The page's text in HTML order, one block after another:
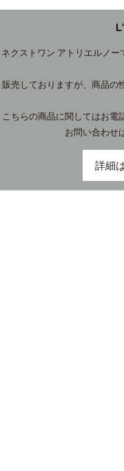
ネクストワン アトリエルノ
販売しておりますが、商品の
こちらの商品に関してはお電
お問い合わせ
詳細